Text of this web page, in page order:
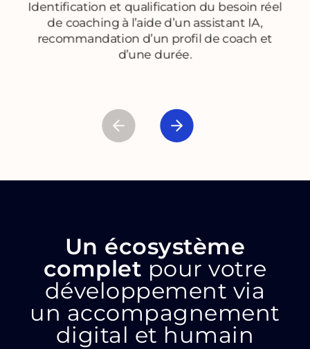
Identification et qualification du besoin réel
de coaching à l’aide d’un assistant IA,
recommandation d’un profil de coach et
d’une durée.
Un écosystème
complet pour votre
développement via
un accompagnement
digital et humain